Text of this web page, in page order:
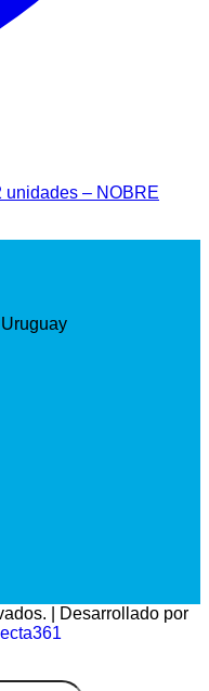
unidades – NOBRE
| Desarrollado por